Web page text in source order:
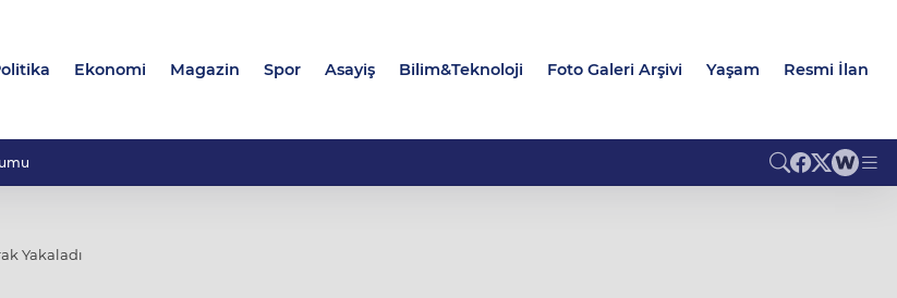
Ekonomi Magazin Spor Asayiş Bilim&Teknoloji Foto Galeri Arşivi Yaşam Resmi İlan
Yakaladı